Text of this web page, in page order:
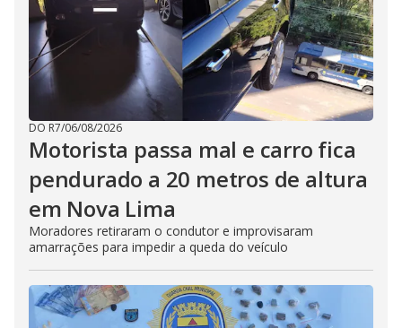
DO R7/06/08/2026
Motorista passa mal e carro fica
pendurado a 20 metros de altura
em Nova Lima
Moradores retiraram o condutor e improvisaram
amarrações para impedir a queda do veículo